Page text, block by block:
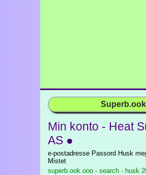
Min konto - Heat
AS ●
e-postadresse Passord Husk
Mistet
superb.ook.ooo - search - husk